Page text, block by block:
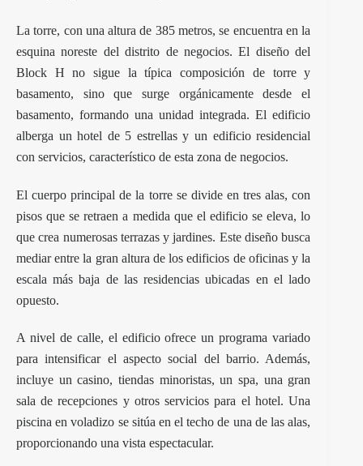
La torre, con una altura de 385 metros, se encuentra en la
esquina noreste del distrito de negocios. El diseño del
Block H no sigue la típica composición de torre y
basamento, sino que surge orgánicamente desde el
basamento, formando una unidad integrada. El edificio
alberga un hotel de 5 estrellas y un edificio residencial
con servicios, característico de esta zona de negocios.
El cuerpo principal de la torre se divide en tres alas, con
pisos que se retraen a medida que el edificio se eleva, lo
que crea numerosas terrazas y jardines. Este diseño busca
mediar entre la gran altura de los edificios de oficinas y la
escala más baja de las residencias ubicadas en el lado
opuesto.
A nivel de calle, el edificio ofrece un programa variado
para intensificar el aspecto social del barrio. Además,
incluye un casino, tiendas minoristas, un spa, una gran
sala de recepciones y otros servicios para el hotel. Una
piscina en voladizo se sitúa en el techo de una de las alas,
proporcionando una vista espectacular.